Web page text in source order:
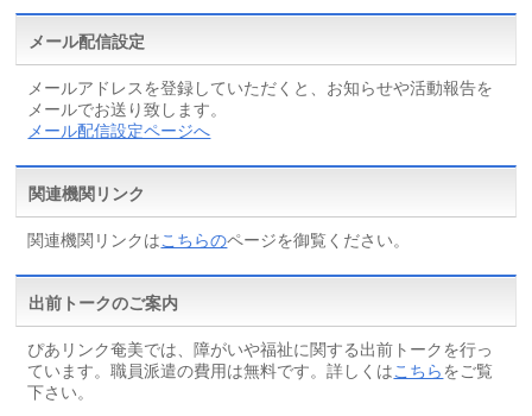
メール配信設定
メールアドレスを登録していただくと、お知らせや活動報告を
メールでお送り致します。
メール配信設定ページへ
関連機関リンク
関連機関リンクはこちらのページを御覧ください。
出前トークのご案内
ぴあリンク奄美では、障がいや福祉に関する出前トークを行っ
ています。職員派遣の費用は無料です。詳しくはこちらをご覧
下さい。